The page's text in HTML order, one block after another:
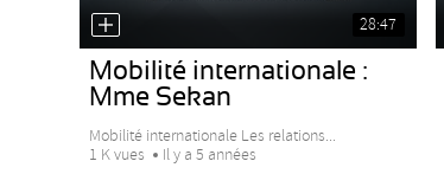
28:47
Mobilité internationale :
Mme Sekan
Mobilité internationale Les relations...
1 K vues
Il y a 5 années